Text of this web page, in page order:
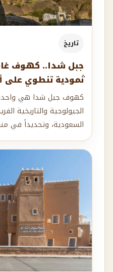
تاريخ
جبل شدا.. كهوف
ثمودية تنطوي على
كهوف جبل شدا هي واحدة
الجيولوجية والتاريخية
السعودية، وتحديداً في